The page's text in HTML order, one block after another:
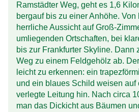
Ramstädter Weg, geht es 1,6
bergauf bis zu einer Anhöhe.
herrliche Aussicht auf Groß-
umliegenden Ort­schaften, bei
bis zur Frankfurter Skyline. Dann
Weg zu einem Feldgehölz ab.
leicht zu erkennen: ein
und ein blaues Schild weisen auf
verlegte Leitung hin. Nach circa
man das Dickicht aus Bäumen